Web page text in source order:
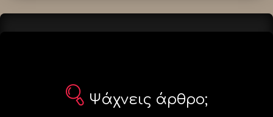
Ψάχνεις άρθρο;